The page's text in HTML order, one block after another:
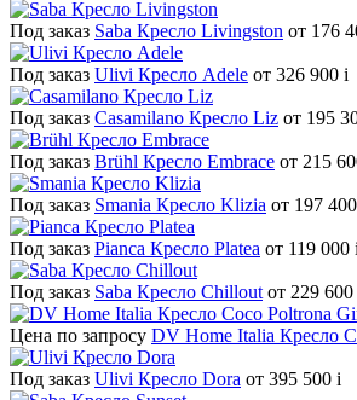
Под заказ Saba Кресло Livingston от 176
Под заказ Ulivi Кресло Adele от 326 900 i
Под заказ Casamilano Кресло Liz от 195
Под заказ Brühl Кресло Embrace от 215
Под заказ Smania Кресло Klizia от 197 400
Под заказ Pianca Кресло Platea от 119 000 i
Под заказ Saba Кресло Chillout от 229 600
Цена по запросу DV Home Italia Кресло
Под заказ Ulivi Кресло Dora от 395 500 i